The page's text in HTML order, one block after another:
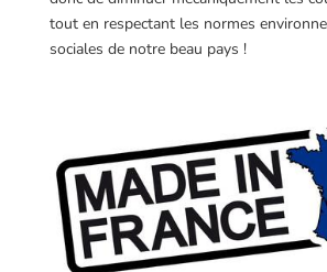
tout en respectant les normes
sociales de notre beau pays !